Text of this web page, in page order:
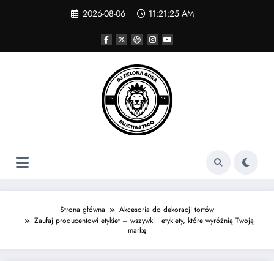
2026-08-06 11:21:25 AM
Strona główna
Akcesoria do dekoracji tortów
Zaufaj producentowi etykiet – wszywki i etykiety, które wyróżnią Twoją
markę